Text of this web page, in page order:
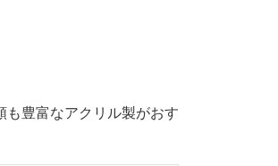
豊富なアクリル製がおす